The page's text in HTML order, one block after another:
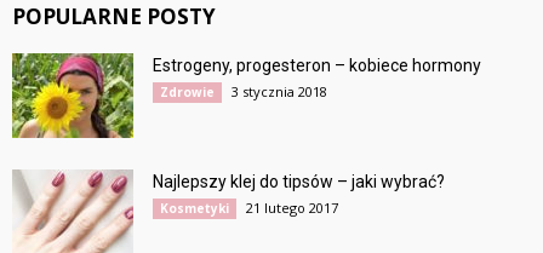
POPULARNE POSTY
Estrogeny, progesteron – kobiece hormony
Zdrowie 3 stycznia 2018
Najlepszy klej do tipsów – jaki wybrać?
Kosmetyki 21 lutego 2017